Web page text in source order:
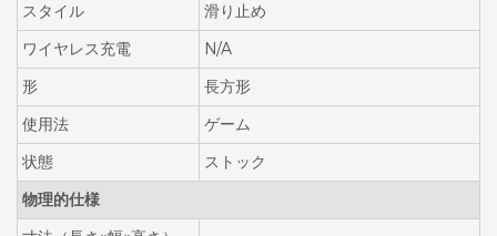
スタイル
滑り止め
ワイヤレス充電
N/A
形
長方形
使用法
ゲーム
状態
ストック
物理的仕様